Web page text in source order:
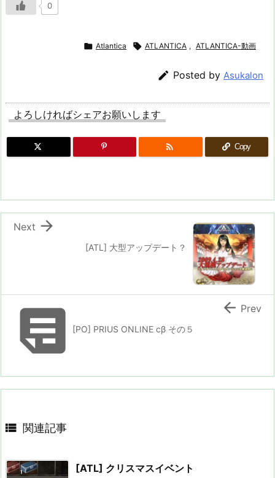
0
 Atlantica  ATLANTICA , ATLANTICA-動画
 Posted by Asukalon
よろしければシェアお願いします
 Copy
[ATL] 大型アップデート？

Next
[PO] PRIUS ONLINE cβ その５
 Prev
 関連記事
[ATL] クリスマスイベント